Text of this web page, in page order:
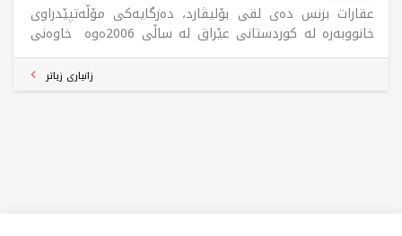
عقارات بزنس دەی لقی بۆلیڤارد، دەزگایەکی مۆڵەتپێدراوی
خانووبەرە لە کوردستانی عێراق لە ساڵی 2006ەوە خاوەنی
24 لقە لە شاری هەولێر، بۆ کڕین و فرۆشتن و کرێ و
زانیاری زیاتر